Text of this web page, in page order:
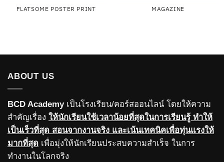
FLATSOME POSTER PRINT MAGAZINE
ABOUT US
BCD Academyเป็นโรงเรียน/คอร์สออนไลน์ โดยให้ความ
สำคัญเรื่อง ให้นักเรียนใช้เวลาน้อยที่สุดในการเรียนรู้ ทำให้
เป็นเร็วที่สุด สอนจากงานจริง และเน้นเทคนิคเพื่อทุ่นแรงให้
มากที่สุด เพื่อมุ่งให้นักเรียนประสบความสำเร็จ ในการ
ทำงานในโลกจริง